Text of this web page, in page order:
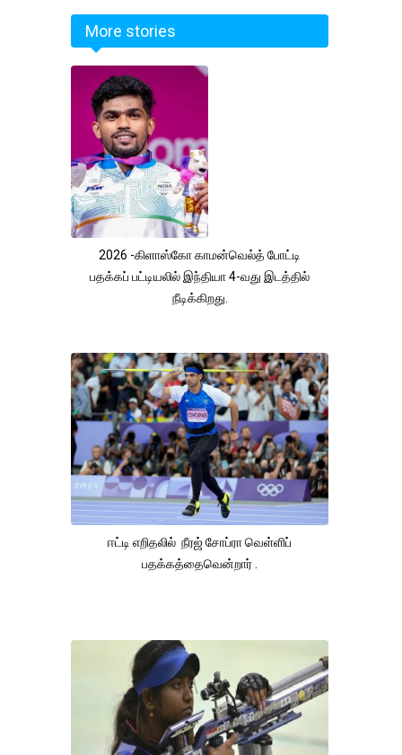
More stories
2026 -கிளாஸ்கோ காமன்வெல்த் போட்டி
பதக்கப் பட்டியலில் இந்தியா 4-வது இடத்தில்
நீடிக்கிறது.
ஈட்டி எறிதலில் நீரஜ் சோப்ரா வெள்ளிப்
பதக்கத்தைவென்றார் .